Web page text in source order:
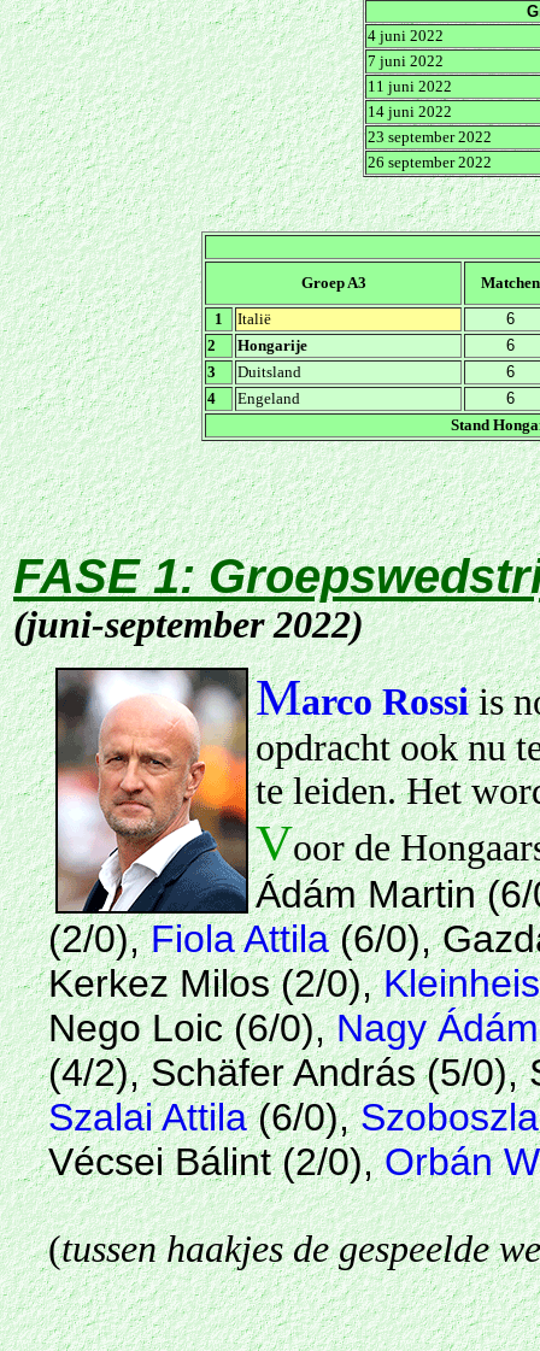
4 juni 2022
7 juni 2022
11 juni 2022
14 juni 2022
23 september 2022
26 september 2022
Groep A3
Matchen
1
Italië
6
2
Hongarije
6
3
Duitsland
6
4
Engeland
6
Stand
FASE 1:
(juni-september 2022)
Marco Rossiis
opdracht ook nu
te leiden. Het
Voor de
Ádám Martin
(2/0),Fiola Attila(6/0),
Kerkez Milos (2/0),
Nego Loic (6/0),Nagy Ádám
(4/2), Schäfer András (5/
Szalai Attila(6/0),
Vécsei Bálint (2/0),Orbán
(tussen haakjes de gespeelde